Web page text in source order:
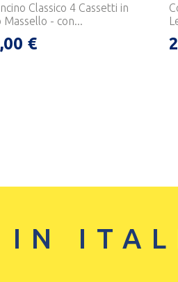
Classico 4 Cassetti in
Massello - con...
€
IN